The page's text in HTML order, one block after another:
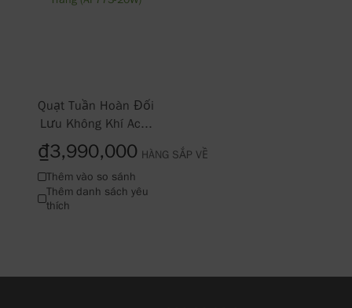
Quạt Tuần Hoàn Đối
Lưu Không Khí Ac...
₫3,990,000 HÀNG SẮP VỀ
Thêm vào so sánh
Thêm danh sách yêu
thích